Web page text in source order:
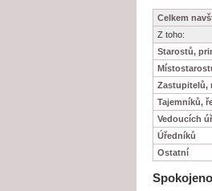
Celkem
Z toho:
Starostů,
Zastupitelů,
Tajemníků,
Vedoucích
Úředníků
Ostatní